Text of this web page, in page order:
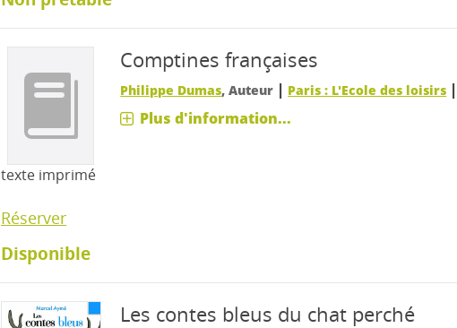
texte imprimé
Comptines françaises
Philippe Dumas, Auteur | Paris : L'Ecole des loisirs
Plus d'information...
Réserver
Disponible
Les contes bleus du chat perché